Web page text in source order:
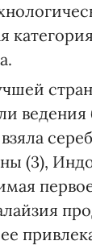
ведения
(3),